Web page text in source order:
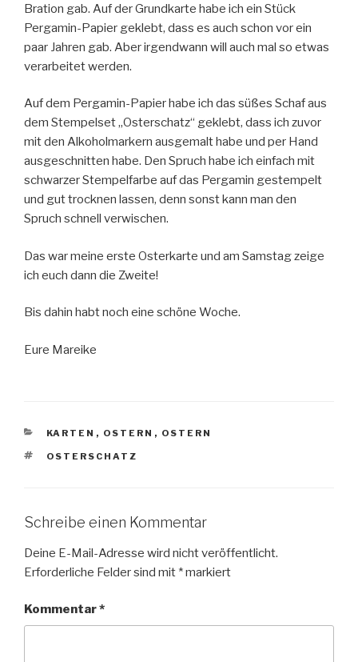
Bration gab. Auf der Grundkarte habe ich ein Stück
Pergamin-Papier geklebt, dass es auch schon vor ein
paar Jahren gab. Aber irgendwann will auch mal so etwas
verarbeitet werden.
Auf dem Pergamin-Papier habe ich das süßes Schaf aus
dem Stempelset „Osterschatz“ geklebt, dass ich zuvor
mit den Alkoholmarkern ausgemalt habe und per Hand
ausgeschnitten habe. Den Spruch habe ich einfach mit
schwarzer Stempelfarbe auf das Pergamin gestempelt
und gut trocknen lassen, denn sonst kann man den
Spruch schnell verwischen.
Das war meine erste Osterkarte und am Samstag zeige
ich euch dann die Zweite!
Bis dahin habt noch eine schöne Woche.
Eure Mareike
KATEGORIEN
KARTEN , OSTERN , OSTERN
SCHLAGWÖRTER
OSTERSCHATZ
Schreibe einen Kommentar
Deine E-Mail-Adresse wird nicht veröffentlicht.
Erforderliche Felder sind mit *markiert
Kommentar*